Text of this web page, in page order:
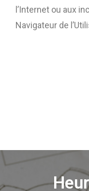
l’Internet ou aux
Navigateur de